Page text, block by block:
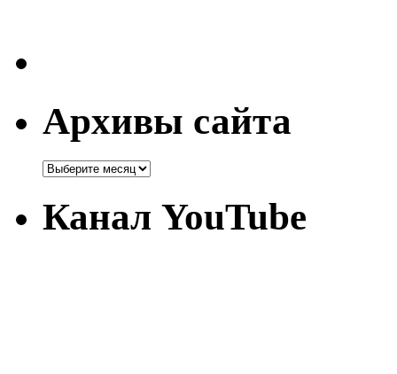
Архивы сайта
Канал YouTube